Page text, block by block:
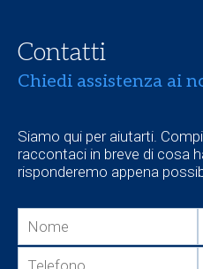
Contatti
Chiedi assistenza ai
Siamo qui per aiutarti.
raccontaci in breve di cosa
risponderemo appena